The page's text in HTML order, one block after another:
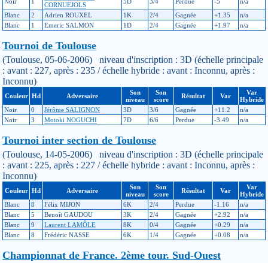
CORNUEJOLS
Blanc
2 Adrien ROUXEL 1K 2/4 Gagnée +1.35
n/a
Blanc
1 Emeric SALMON 1D 2/4 Gagnée +1.97 n/a
Tournoi de Toulouse
(Toulouse, 05-06-2006) niveau d'inscription : 3D (échelle principale
: avant : 227, après : 235 / échelle hybride : avant : Inconnu, après :
Inconnu)
Couleur Hd Adversaire
Son
niveau
Son
score
Résultat Var
Var
Hybride
Noir
0 Jérôme SALIGNON 3D 3/6 Gagnée +11.2
n/a
Noir
3 Motoki NOGUCHI 7D 6/6 Perdue -3.49 n/a
Tournoi inter section de Toulouse
(Toulouse, 14-05-2006) niveau d'inscription : 3D (échelle principale
: avant : 225, après : 227 / échelle hybride : avant : Inconnu, après :
Inconnu)
Couleur Hd Adversaire
Son
niveau
Son
score
Résultat Var
Var
Hybride
Blanc
8 Félix MIJON 6K 2/4 Perdue -1.16
n/a
Blanc
5 Benoît GAUDOU 3K 2/4 Gagnée +2.92
n/a
Blanc
9 Laurent LAMÔLE 8K 0/4 Gagnée +0.29
n/a
Blanc
8 Frédéric NASSE 6K 1/4 Gagnée +0.08 n/a
Championnat de France. 2ème tour. Sud-Ouest